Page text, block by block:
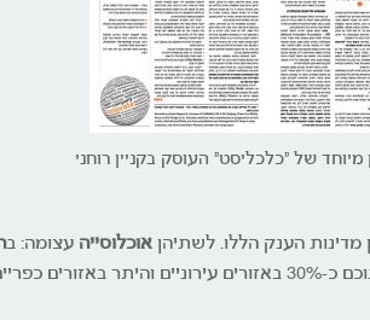
של "כלכליסט" העוסק בקניין רוחני
מדינות הענק הללו. לשתיהןאוכלוסייהעצומה: ב
חיים כ-1.2 מיליארד איש, מתוכם כ-30% באזורים עירוניים והיתר באזורים